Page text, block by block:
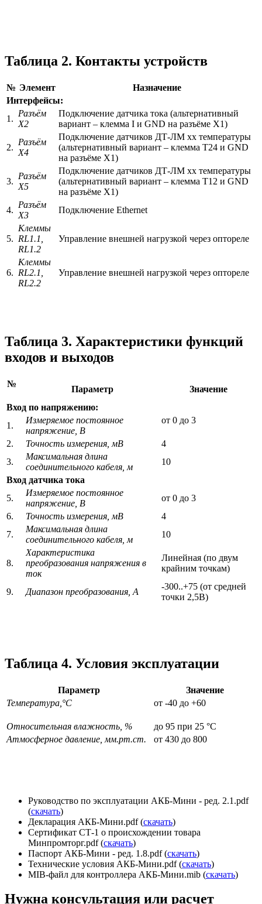
Таблица 2. Контакты устройств
№ Элемент
Назначение
Интерфейсы:
1.
Разъём
X2
Подключение датчика тока (альтернативный
вариант – клемма I и GND на разъёме X1)
2.
Разъём
X4
Подключение датчиков ДТ-ЛМ хх температуры
(альтернативный вариант – клемма T24 и GND
на разъёме X1)
3.
Разъём
X5
Подключение датчиков ДТ-ЛМ хх температуры
(альтернативный вариант – клемма T12 и GND
на разъёме X1)
4.
Разъём
X3
Подключение Ethernet
5.
Клеммы
RL1.1,
RL1.2
Управление внешней нагрузкой через оптореле
6.
Клеммы
RL2.1,
RL2.2
Управление внешней нагрузкой через оптореле
Таблица 3. Характеристики функций
входов и выходов
№
Параметр
Значение
Вход по напряжению:
1.
Измеряемое постоянное
напряжение, В
от 0 до 3
2. Точность измерения, мВ
4
3.
Максимальная длина
соединительного кабеля, м
10
Вход датчика тока
5.
Измеряемое постоянное
напряжение, В
от 0 до 3
6.
Точность измерения, мВ
4
7.
Максимальная длина
соединительного кабеля, м
10
8.
Характеристика
преобразования напряжения в
ток
Линейная (по двум
крайним точкам)
9. Диапазон преобразования, А
-300..+75 (от средней
точки 2,5В)
Таблица 4. Условия эксплуатации
Параметр
Значение
Температура,°С
от -40 до +60
Относительная влажность, %
до 95 при 25 °С
Атмосферное давление, мм.рт.ст.
от 430 до 800
Руководство по эксплуатации АКБ-Мини - ред. 2.1.pdf
(скачать)
Декларация АКБ-Мини.pdf (скачать)
Сертификат СТ-1 о происхождении товара
Минпромторг.pdf (скачать)
Паспорт АКБ-Мини - ред. 1.8.pdf (скачать)
Технические условия АКБ-Мини.pdf (скачать)
MIB-файл для контроллера АКБ-Мини.mib (скачать)
Нужна консультация или расчет